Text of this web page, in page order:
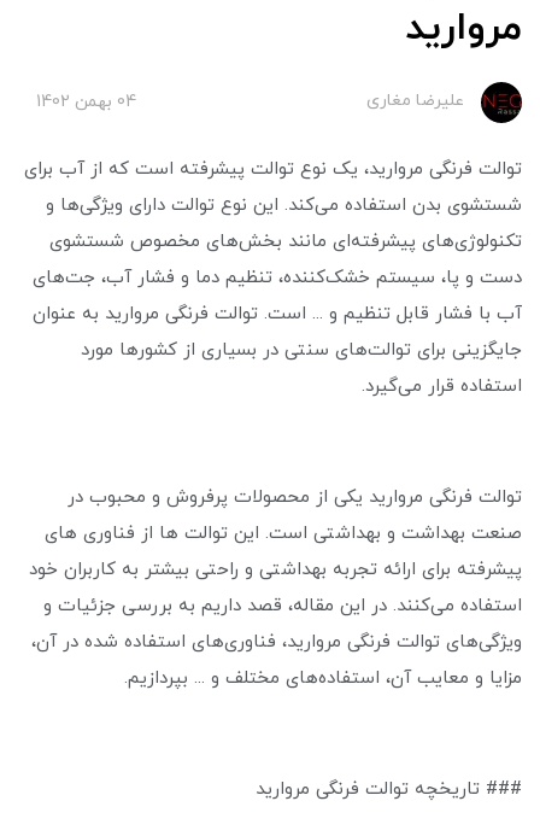
مروارید
علیرضا مغاری 04 بهمن 1402
توالت فرنگی مروارید، یک نوع توالت پیشرفته است که از آب برای
شستشوی بدن استفاده می‌کند. این نوع توالت دارای ویژگی‌ها و
تکنولوژی‌های پیشرفته‌ای مانند بخش‌های مخصوص شستشوی
دست و پا، سیستم خشک‌کننده، تنظیم دما و فشار آب، جت‌های
آب با فشار قابل تنظیم و ... است. توالت فرنگی مروارید به عنوان
جایگزینی برای توالت‌های سنتی در بسیاری از کشورها مورد
استفاده قرار می‌گیرد.
توالت فرنگی مروارید یکی از محصولات پرفروش و محبوب در
صنعت بهداشت و بهداشتی است. این توالت ها از فناوری های
پیشرفته برای ارائه تجربه بهداشتی و راحتی بیشتر به کاربران خود
استفاده می‌کنند. در این مقاله، قصد داریم به بررسی جزئیات و
ویژگی‌های توالت فرنگی مروارید، فناوری‌های استفاده شده در آن،
مزایا و معایب آن، استفاده‌های مختلف و ... بپردازیم.
### تاریخچه توالت فرنگی مروارید